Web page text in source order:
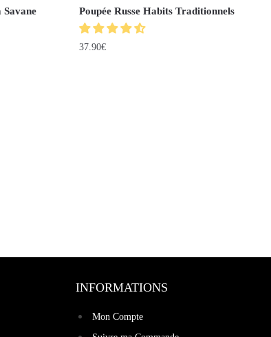
Savane Poupée Russe Habits Traditionnels
37.90€
INFORMATIONS
Mon Compte